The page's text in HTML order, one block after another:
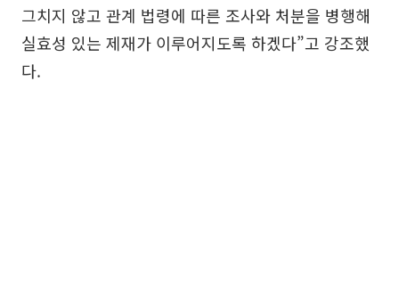
그치지 않고 관계 법령에 따른 조사와 처분을 병행해
실효성 있는 제재가 이루어지도록 하겠다”고 강조했
다.